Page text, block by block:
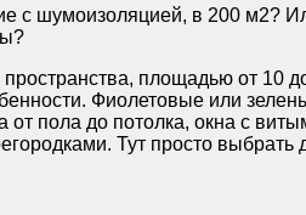
с шумоизоляцией, в 200 м2?
площадью от 10
Фиолетовые или
пола до потолка, окна с
Тут просто выбрать